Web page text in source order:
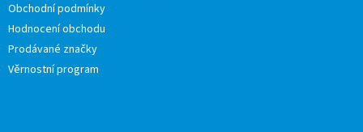
Obchodní podmínky
Hodnocení obchodu
Prodávané značky
Věrnostní program